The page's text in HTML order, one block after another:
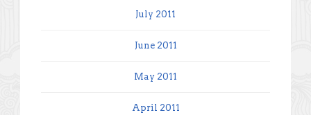
July 2011
June 2011
May 2011
April 2011